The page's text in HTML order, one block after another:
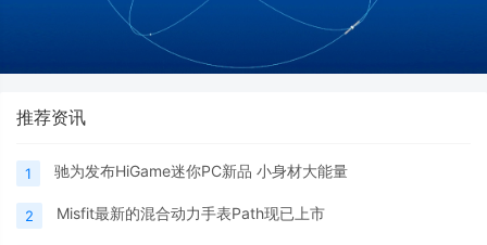
推荐资讯
1 驰为发布HiGame迷你PC新品 小身材大能量
2 Misfit最新的混合动力手表Path现已上市